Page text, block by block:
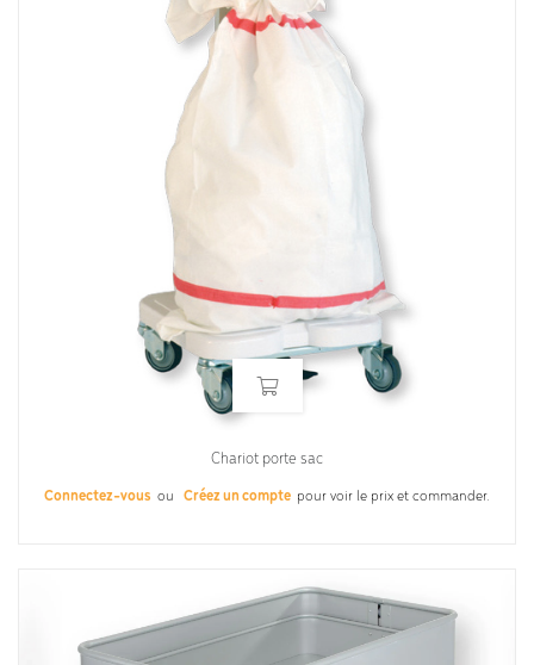
Chariot porte sac
Connectez-vous ou Créez un compte pour voir le prix et commander.